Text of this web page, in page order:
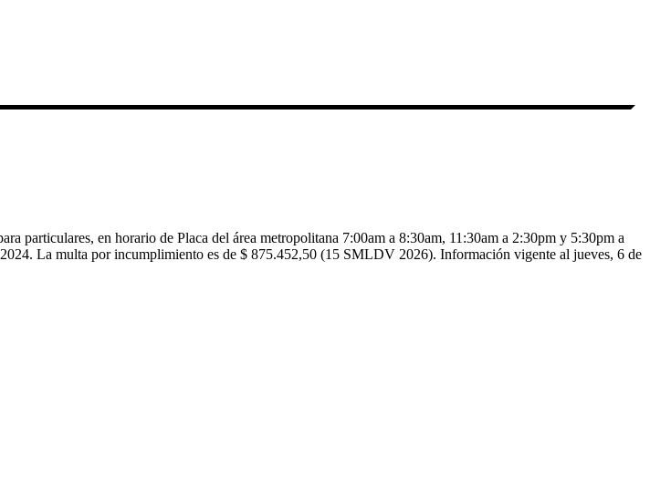
particulares, en horario de Placa del área metropolitana 7:00am a 8:30am, 11:30am a 2:30pm y 5:30pm a
La multa por incumplimiento es de $ 875.452,50 (15 SMLDV 2026). Información vigente al jueves, 6 de